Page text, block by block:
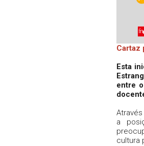
Cartaz
Esta
entre
a
cultura